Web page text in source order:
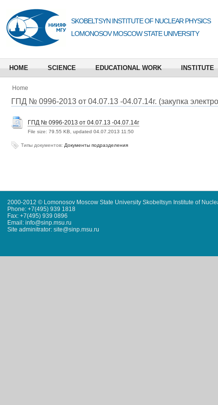
SKOBELTSYN INSTITUTE OF NUCLEAR PHYSICS
LOMONOSOV MOSCOW STATE UNIVERSITY
HOME SCIENCE EDUCATIONAL WORK INSTITUTE
Home
ГПД № 0996-2013 от 04.07.13 -04.07.14г. (закупка
ГПД № 0996-2013 от 04.07.13 -04.07.14г
File size: 79.55 KB, updated 04.07.2013 11:50
Типы документов: Документы подразделения
2000-2012 © Lomonosov Moscow State University Skobeltsyn Institute of
Phone: +7(495) 939 1818
Fax: +7(495) 939 0896
Email: info@sinp.msu.ru
Site adminitrator: site@sinp.msu.ru